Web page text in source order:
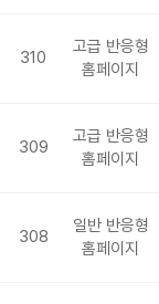
310
고급 반응형
홈페이지
309
고급 반응형
홈페이지
308
일반 반응형
홈페이지